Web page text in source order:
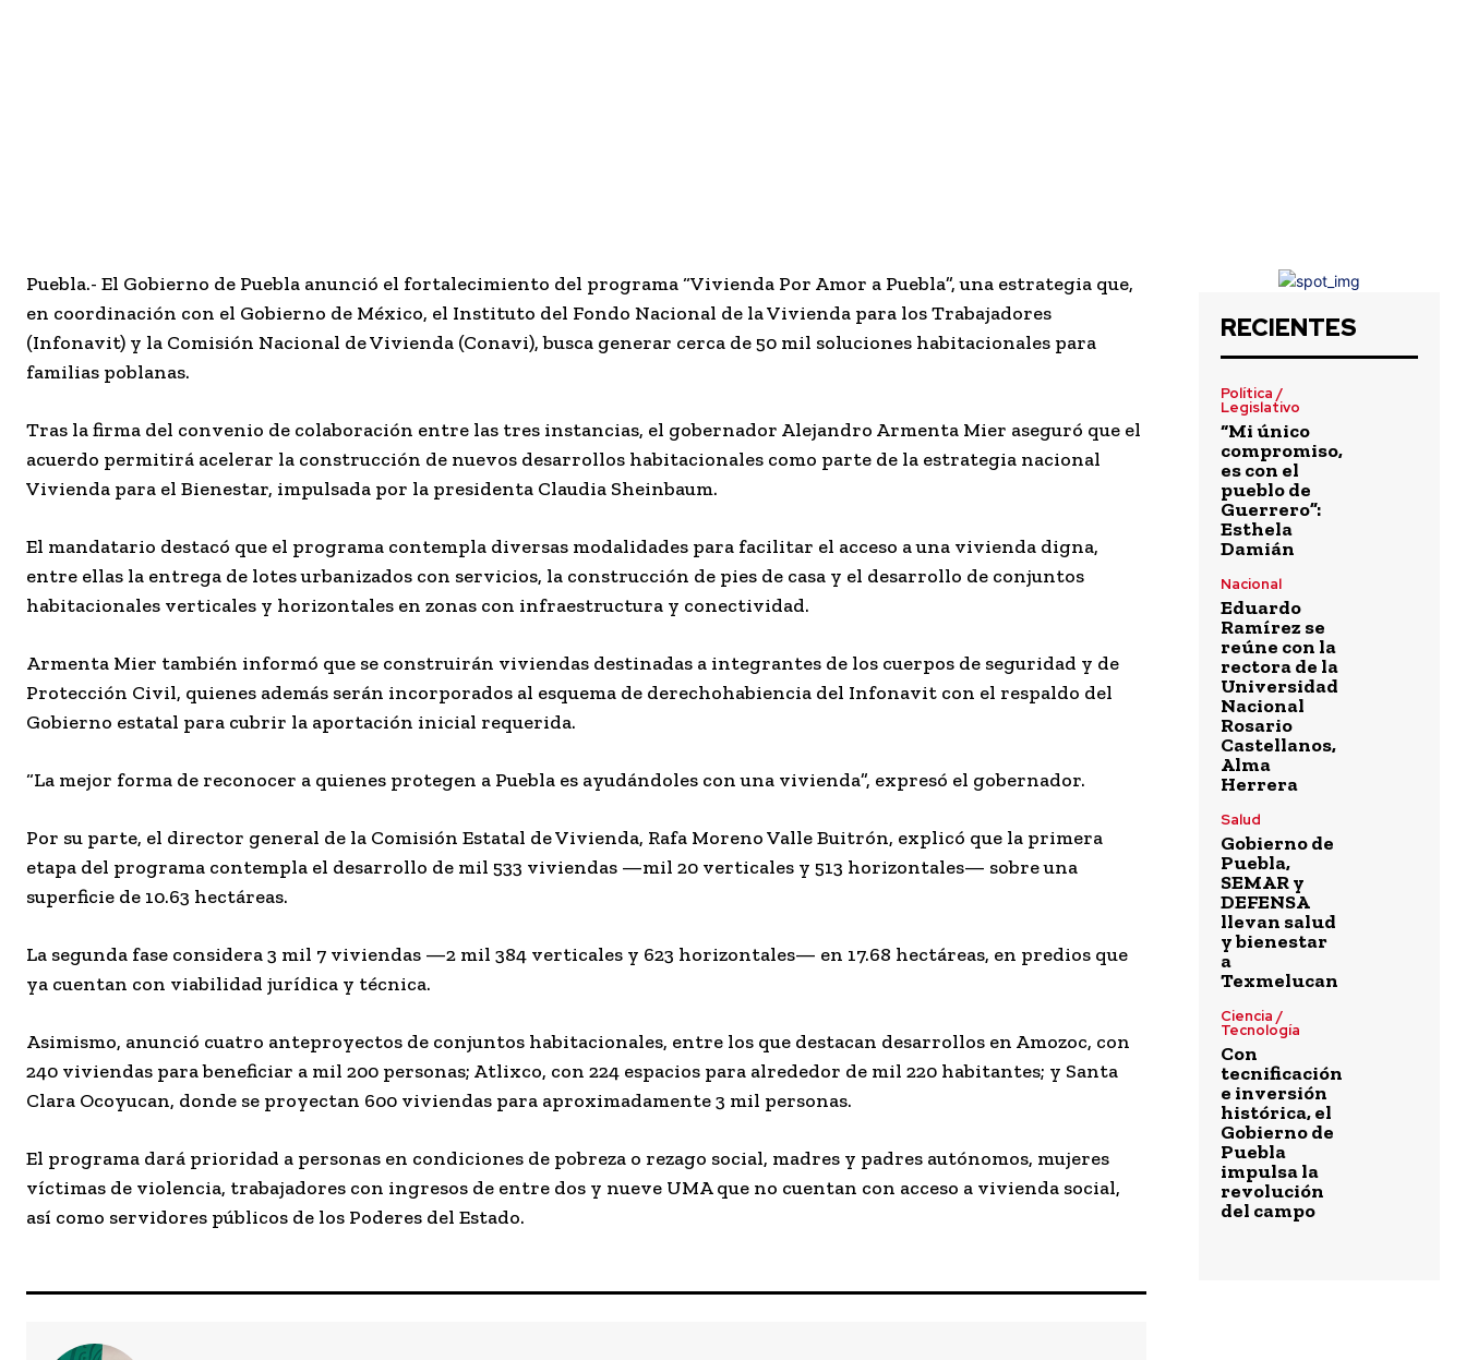
Puebla.- El Gobierno de Puebla anunció el fortalecimiento del programa “Vivienda Por Amor a Puebla”, una estrategia que,
en coordinación con el Gobierno de México, el Instituto del Fondo Nacional de la Vivienda para los Trabajadores
(Infonavit) y la Comisión Nacional de Vivienda (Conavi), busca generar cerca de 50 mil soluciones habitacionales para
familias poblanas.
Tras la firma del convenio de colaboración entre las tres instancias, el gobernador Alejandro Armenta Mier aseguró que el
acuerdo permitirá acelerar la construcción de nuevos desarrollos habitacionales como parte de la estrategia nacional
Vivienda para el Bienestar, impulsada por la presidenta Claudia Sheinbaum.
El mandatario destacó que el programa contempla diversas modalidades para facilitar el acceso a una vivienda digna,
entre ellas la entrega de lotes urbanizados con servicios, la construcción de pies de casa y el desarrollo de conjuntos
habitacionales verticales y horizontales en zonas con infraestructura y conectividad.
Armenta Mier también informó que se construirán viviendas destinadas a integrantes de los cuerpos de seguridad y de
Protección Civil, quienes además serán incorporados al esquema de derechohabiencia del Infonavit con el respaldo del
Gobierno estatal para cubrir la aportación inicial requerida.
“La mejor forma de reconocer a quienes protegen a Puebla es ayudándoles con una vivienda”, expresó el gobernador.
Por su parte, el director general de la Comisión Estatal de Vivienda, Rafa Moreno Valle Buitrón, explicó que la primera
etapa del programa contempla el desarrollo de mil 533 viviendas —mil 20 verticales y 513 horizontales— sobre una
superficie de 10.63 hectáreas.
La segunda fase considera 3 mil 7 viviendas —2 mil 384 verticales y 623 horizontales— en 17.68 hectáreas, en predios que
ya cuentan con viabilidad jurídica y técnica.
Asimismo, anunció cuatro anteproyectos de conjuntos habitacionales, entre los que destacan desarrollos en Amozoc, con
240 viviendas para beneficiar a mil 200 personas; Atlixco, con 224 espacios para alrededor de mil 220 habitantes; y Santa
Clara Ocoyucan, donde se proyectan 600 viviendas para aproximadamente 3 mil personas.
El programa dará prioridad a personas en condiciones de pobreza o rezago social, madres y padres autónomos, mujeres
víctimas de violencia, trabajadores con ingresos de entre dos y nueve UMA que no cuentan con acceso a vivienda social,
así como servidores públicos de los Poderes del Estado.
RECIENTES
Política /
Legislativo
“Mi único
compromiso,
es con el
pueblo de
Guerrero”:
Esthela
Damián
Nacional
Eduardo
Ramírez se
reúne con la
rectora de la
Universidad
Nacional
Rosario
Castellanos,
Alma
Herrera
Salud
Gobierno de
Puebla,
SEMAR y
DEFENSA
llevan salud
y bienestar
a
Texmelucan
Ciencia /
Tecnología
Con
tecnificación
e inversión
histórica, el
Gobierno de
Puebla
impulsa la
revolución
del campo